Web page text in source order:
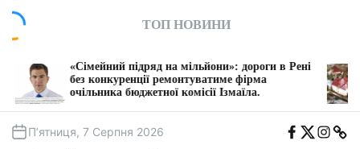
и
ТОП НОВИНИ
підряд на мільйони»: дороги в Рені
ремонтуватиме фірма
бюджетної комісії Ізмаїла.
Власника
судитимуть
Дніпра
П’ятниця, 7 Серпня 2026
F
T
w
I
n
T